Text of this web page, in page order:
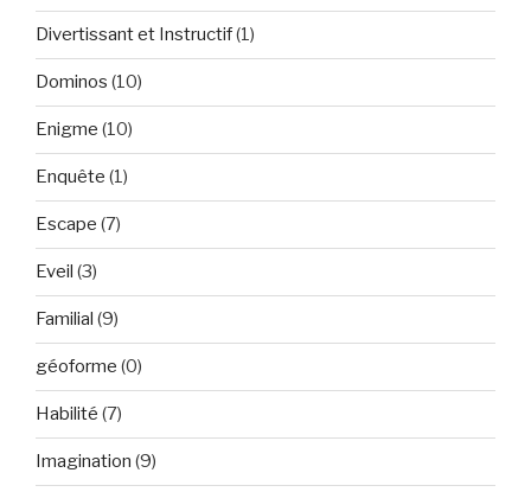
Divertissant et Instructif(1)
Dominos (10)
Enigme (10)
Enquête (1)
Escape (7)
Eveil (3)
Familial (9)
géoforme (0)
Habilité (7)
Imagination (9)